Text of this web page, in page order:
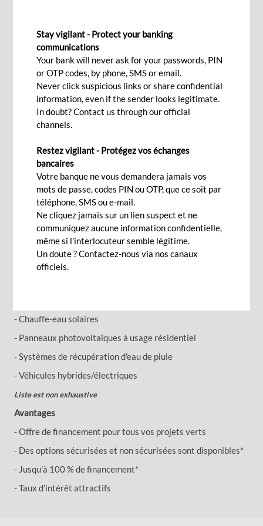
Un pas vers un avenir vert
Ça m'intéresse!
portée de main grâce à notre prêt vert
iPRESERVE.
Optez pour notre prêt vert iPRESERVE pour
construire une maison écologique ou acheter un
véhicule électrique/hybride et participez à
l'effort collectif visant à créer un monde plus
durable pour les générations à venir.
- Chauffe-eau solaires
- Panneaux photovoltaïques à usage résidentiel
- Systèmes de récupération d'eau de pluie
- Véhicules hybrides/électriques
Liste est non exhaustive
Avantages
- Offre de financement pour tous vos projets verts
- Des options sécurisées et non sécurisées sont disponibles*
- Jusqu'à 100 % de financement*
- Taux d'intérêt attractifs
Stay vigilant - Protect your banking
communications
Your bank will never ask for your passwords, PIN
or OTP codes, by phone, SMS or email.
Never click suspicious links or share confidential
information, even if the sender looks legitimate.
In doubt? Contact us through our official
channels.
Restez vigilant - Protégez vos échanges
bancaires
Votre banque ne vous demandera jamais vos
mots de passe, codes PIN ou OTP, que ce soit par
téléphone, SMS ou e-mail.
Ne cliquez jamais sur un lien suspect et ne
communiquez aucune information confidentielle,
même si l'interlocuteur semble légitime.
Un doute ? Contactez-nous via nos canaux
officiels.